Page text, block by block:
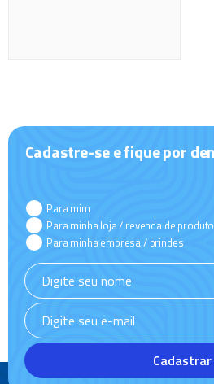
Cadastre-se e fique por
Para mim
Para minha loja / revenda de
Para minha empresa / brindes
Cadastrar